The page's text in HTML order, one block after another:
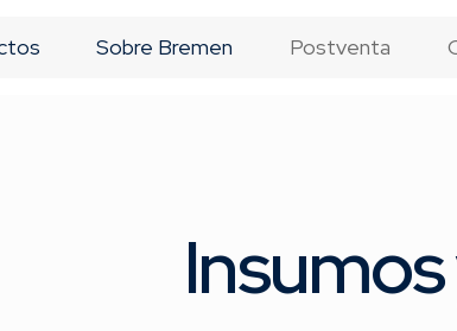
Sobre Bremen Postventa